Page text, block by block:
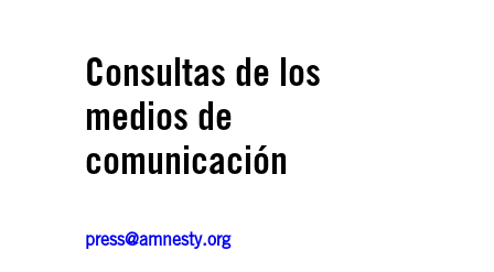
Consultas de los
medios de
comunicación
press@amnesty.org